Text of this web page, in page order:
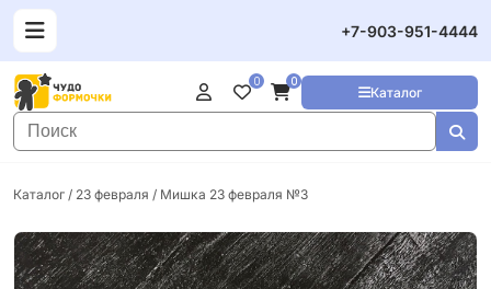
+7-903-951-4444
Каталог
0 0
Каталог / 23 февраля / Мишка 23 февраля №3